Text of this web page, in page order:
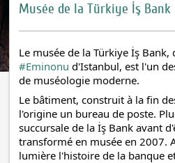
Musée de la Türkiye İş Bank
#Eminonu d'Istanbul, est l'un
de muséologie moderne.
Le bâtiment, construit à la fin
l'origine un bureau de poste.
succursale de la İş Bank avant
transformé en musée en 2007.
lumière l'histoire de la banque